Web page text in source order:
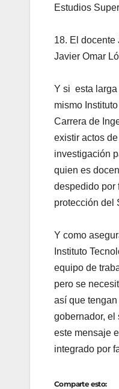
Estudios
18. El docente
Javier Omar
Y si esta larga
mismo
Carrera de
existir actos
investigación
quien es
despedido por
protección del
Y como
Instituto
equipo de
pero se
así que
gobernador,
este mensaje
integrado por
Comparte esto: